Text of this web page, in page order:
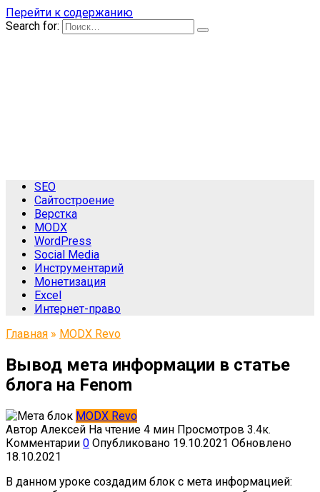
Перейти к содержанию
Search for:
SEO
Сайтостроение
Верстка
MODX
WordPress
Social Media
Инструментарий
Монетизация
Excel
Интернет-право
Главная » MODX Revo
Вывод мета информации в статье
блога на Fenom
MODX Revo
Автор Алексей На чтение 4 мин Просмотров 3.4к.
Комментарии 0 Опубликовано 19.10.2021 Обновлено
18.10.2021
В данном уроке создадим блок с мета информацией: